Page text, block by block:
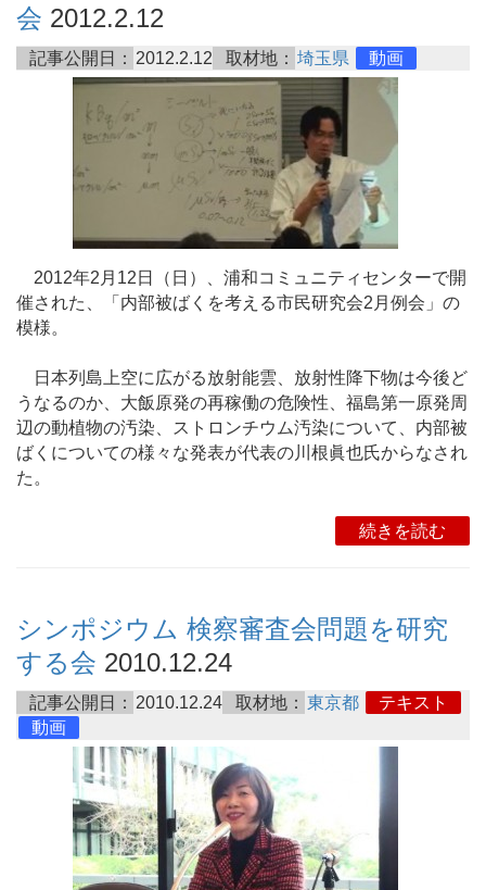
会 2012.2.12
記事公開日： 2012.2.12 取材地： 埼玉県 動画
2012年2月12日（日）、浦和コミュニティセンターで開
催された、「内部被ばくを考える市民研究会2月例会」の
模様。
日本列島上空に広がる放射能雲、放射性降下物は今後ど
うなるのか、大飯原発の再稼働の危険性、福島第一原発周
辺の動植物の汚染、ストロンチウム汚染について、内部被
ばくについての様々な発表が代表の川根眞也氏からなされ
た。
続きを読む
シンポジウム 検察審査会問題を研究
する会 2010.12.24
記事公開日： 2010.12.24 取材地： 東京都
テキスト
動画